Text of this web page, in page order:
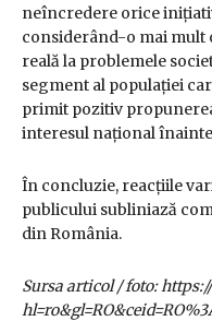
neîncredere orice
considerând-o mai mult
reală la problemele
segment al populației
primit pozitiv
interesul național
În concluzie, reacțiile
publicului subliniază
din România.
Sursa articol / foto: